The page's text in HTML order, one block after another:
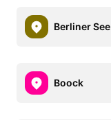
Berliner See
Boock